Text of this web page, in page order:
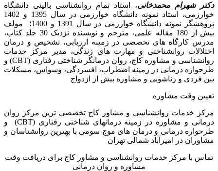
دکتر شهرام محمدخانی، استاد تمام روانشناسی بالینی دانشگاه
خوارزمی، استاد نمونه دانشگاه خوارزمی در سال 1395 و 1402
پژوهشگر نمونه دانشگاه خوارزمی در سال 1391 و 1400؛ مولف
بیش از 180 مقاله علمی، مترجم و نویسنده نزدیک 30 جلد کتاب،
مدرس کارگاه­ های تخصصی در زمینه ارزیابی، تشخیص و درمان
اختلالات روانشناختی و مهارت های زندگی، مدیر مرکز خدمات
روانشناسی و مشاوره کاج، روان­ درمانگر شناختی رفتاری (CBT) و
طرحواره درمانی در زمینه اضطراب، افسردگی، وسواس، مشکلات
بین فردی و زناشویی و مشاوره پیش از ازدواج
تعیین وقت مشاوره
مرکز خدمات روانشناسی و مشاور کاج تخصصی‏ ترین مرکز روان
درمانی و مشاوره در زمینه درمان‏های شناختی رفتاری (CBT) و
طرحواره درمانی و درمان های موج سومی با بهترین روانشناسان و
مشاوران در امیرآباد شمالی تهران
تماس با مرکز خدمات روانشناسی و مشاور کاج برای دریافت وقت
مشاوره و روان درمانی